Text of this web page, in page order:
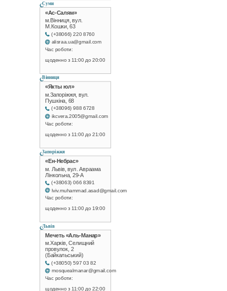
Суми
«Ас-Салям»
м.Вінниця, вул.
М.Кошки, 63
(+38066) 220 8760
alisraa.ua@gmail.com
Час роботи:
щоденно з 11:00 до 20:00
Вінниця
«Якты юл»
м.Запоріжжя, вул.
Пушкіна, 68
(+38096) 988 6728
ikcvera.2005@gmail.com
Час роботи:
щоденно з 11:00 до 21:00
Запоріжжя
«Ен-Небрас»
м. Львів, вул. Авраама
Лінкольна, 29-А
(+38063) 066 8391
lviv.muhammad.asad@gmail.com
Час роботи:
щоденно з 11:00 до 19:00
Львів
Мечеть «Аль-Манар»
м.Харків, Селищний
провулок, 2
(Байкальський)
(+38050) 597 03 82
mosquealmanar@gmail.com
Час роботи:
щоденно з 11:00 до 22:00